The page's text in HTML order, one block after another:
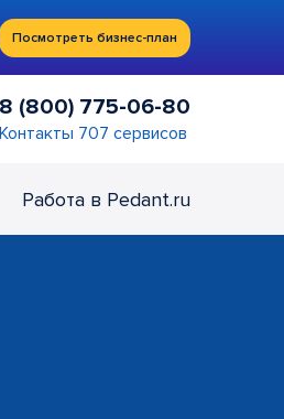
Посмотреть бизнес-план
8 (800) 775-06-80
Контакты 707 сервисов
Работа в Pedant.ru